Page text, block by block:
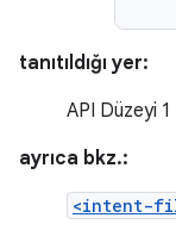
tanıtıldığı yer:
API Düzeyi 1
ayrıca bkz.:
<intent-